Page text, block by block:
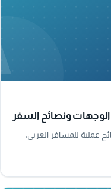
الوجهات ونصائح السفر
عملية للمسافر العربي.